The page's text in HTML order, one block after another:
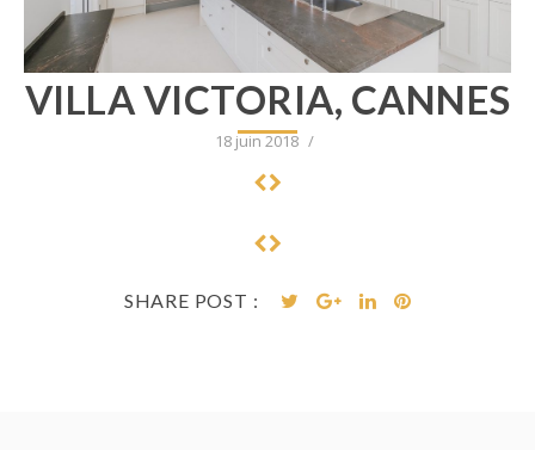
VILLA VICTORIA, CANNES
18 juin 2018 /
SHARE POST :